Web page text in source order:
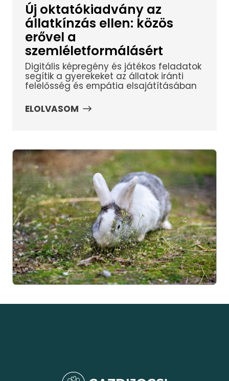
Új oktatókiadvány az
állatkínzás ellen: közös
erővel a
szemléletformálásért
Digitális képregény és játékos feladatok
segítik a gyerekeket az állatok iránti
felelősség és empátia elsajátításában
ELOLVASOM